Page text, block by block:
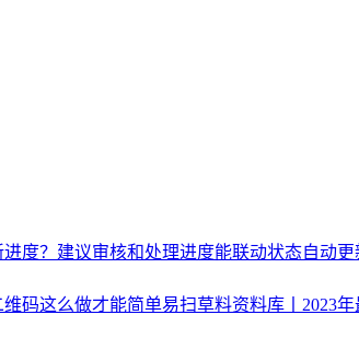
度？ 建议审核和处理进度能联动状态自动
维码这么做才能简单易扫草料资料库丨2023